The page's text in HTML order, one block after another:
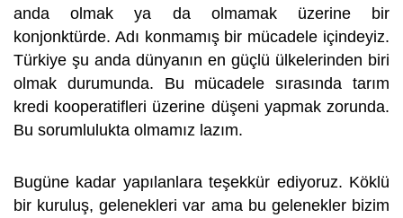
anda olmak ya da olmamak üzerine bir
konjonktürde. Adı konmamış bir mücadele içindeyiz.
Türkiye şu anda dünyanın en güçlü ülkelerinden biri
olmak durumunda. Bu mücadele sırasında tarım
kredi kooperatifleri üzerine düşeni yapmak zorunda.
Bu sorumlulukta olmamız lazım.
Bugüne kadar yapılanlara teşekkür ediyoruz. Köklü
bir kuruluş, gelenekleri var ama bu gelenekler bizim